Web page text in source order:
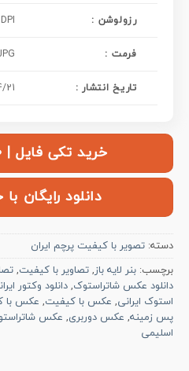
: رزولوشن
فرمت :
تاریخ انتشار : 21
خرید تکی فایل | ۱۰۰,۰۰۰ تومان
دانلود رایگان
دسته: تصویر با کیفیت پرچم ایران
برچسب: بنر لایه باز, تصاویر با کیفیت,
دانلود عکس شاتراستوک, دانلود وکتور
استوک ایرانی, عکس با کیفیت, عکس با
پس زمینه, عکس دوربری, عکس
اسلیمی